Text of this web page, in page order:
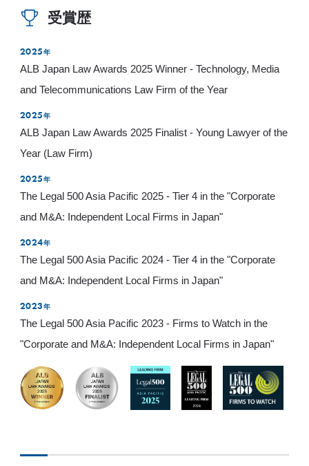
受賞歴
2025 年
ALB Japan Law Awards 2025 Winner - Technology, Media
and Telecommunications Law Firm of the Year
2025 年
ALB Japan Law Awards 2025 Finalist - Young Lawyer of the
Year (Law Firm)
2025 年
The Legal 500 Asia Pacific 2025 - Tier 4 in the "Corporate
and M&A: Independent Local Firms in Japan"
2024年
The Legal 500 Asia Pacific 2024 - Tier 4 in the "Corporate
and M&A: Independent Local Firms in Japan"
2023 年
The Legal 500 Asia Pacific 2023 - Firms to Watch in the
"Corporate and M&A: Independent Local Firms in Japan"